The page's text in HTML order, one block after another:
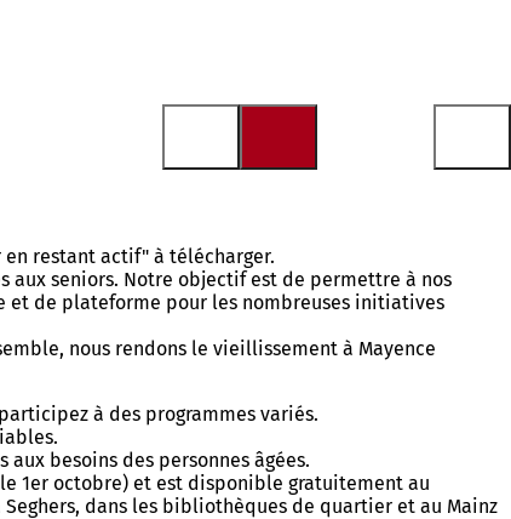
restant actif" à télécharger.
seniors. Notre objectif est de permettre à nos
et de plateforme pour les nombreuses initiatives
nous rendons le vieillissement à Mayence
à des programmes variés.
besoins des personnes âgées.
1er octobre) et est disponible gratuitement au
dans les bibliothèques de quartier et au Mainz